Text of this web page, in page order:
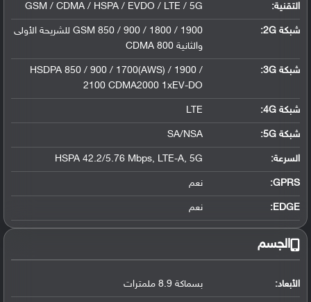
التقنية: GSM / CDMA / HSPA / EVDO / LTE / 5G
شبكة 2G:
GSM 850 / 900 / 1800 / 1900 للشريحة الأولى
والثانية CDMA 800
شبكة 3G :
HSDPA 850 / 900 / 1700(AWS) / 1900 /
2100 CDMA2000 1xEV-DO
شبكة 4G :
LTE
شبكة 5G :
SA/NSA
السرعة: HSPA 42.2/5.76 Mbps, LTE-A, 5G
GPRS: نعم
EDGE: نعم
الجسم
الأبعاد: بسماكة 8.9 ملمترات